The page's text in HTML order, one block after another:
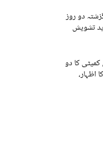
دو روز
تشویش
کا دو